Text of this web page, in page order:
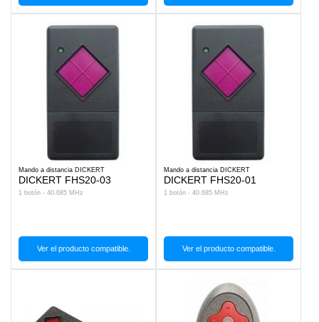
Mando a distancia DICKERT
DICKERT FHS20-03
1 botón - 40.685 MHz
Ver el producto compatible.
Mando a distancia DICKERT
DICKERT FHS20-01
1 botón - 40.685 MHz
Ver el producto compatible.